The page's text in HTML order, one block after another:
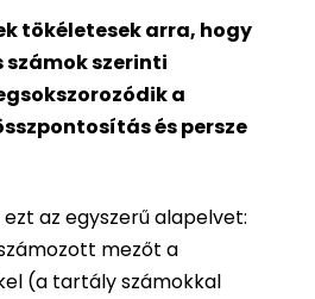
tökéletesek arra, hogy
számok szerinti
a
és persze
az egyszerű alapelvet:
mezőt a
(a tartály számokkal